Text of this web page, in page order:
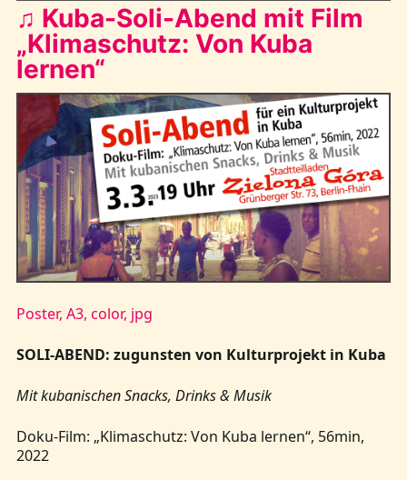
Media
Archiv
Links
Kontakt
♫ Kuba-Soli-Abend mit Film
„Klimaschutz: Von Kuba
lernen“
Poster, A3, color, jpg
SOLI-ABEND: zugunsten von Kulturprojekt in Kuba
Mit kubanischen Snacks, Drinks & Musik
Doku-Film: „Klimaschutz: Von Kuba lernen“, 56min,
2022